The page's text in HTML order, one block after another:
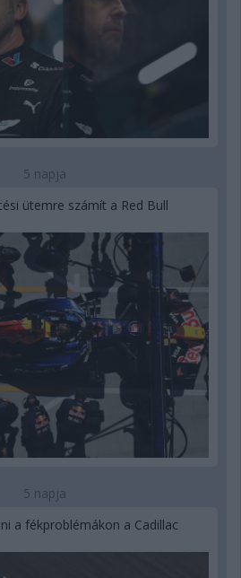
5 napja
ütemre számít a Red Bull
5 napja
a fékproblémákon a Cadillac